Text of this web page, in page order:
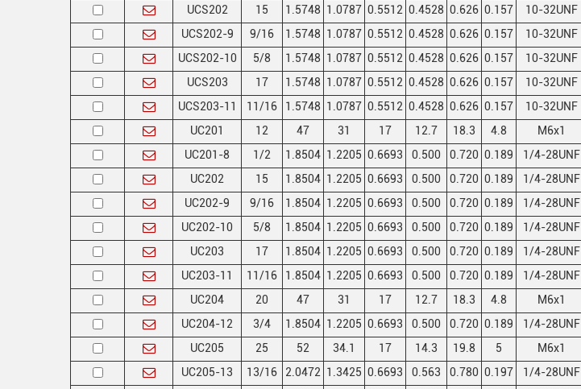
UCS202
15 1.5748 1.0787 0.5512 0.4528 0.626 0.157 10-32UNF
UCS202-9
9/16 1.5748 1.0787 0.5512 0.4528 0.626 0.157 10-32UNF
UCS202-10
5/8 1.5748 1.0787 0.5512 0.4528 0.626 0.157 10-32UNF
UCS203
17 1.5748 1.0787 0.5512 0.4528 0.626 0.157 10-32UNF
UCS203-11
11/16 1.5748 1.0787 0.5512 0.4528 0.626 0.157 10-32UNF
UC201
12 47 31 17 12.7 18.3 4.8 M6x1
UC201-8
1/2 1.8504 1.2205 0.6693 0.500 0.720 0.189 1/4-28UNF
UC202
15 1.8504 1.2205 0.6693 0.500 0.720 0.189 1/4-28UNF
UC202-9
9/16 1.8504 1.2205 0.6693 0.500 0.720 0.189 1/4-28UNF
UC202-10
5/8 1.8504 1.2205 0.6693 0.500 0.720 0.189 1/4-28UNF
UC203
17 1.8504 1.2205 0.6693 0.500 0.720 0.189 1/4-28UNF
UC203-11
11/16 1.8504 1.2205 0.6693 0.500 0.720 0.189 1/4-28UNF
UC204
20 47 31 17 12.7 18.3 4.8 M6x1
UC204-12
3/4 1.8504 1.2205 0.6693 0.500 0.720 0.189 1/4-28UNF
UC205
25 52 34.1 17 14.3 19.8 5 M6x1
UC205-13
13/16 2.0472 1.3425 0.6693 0.563 0.780 0.197 1/4-28UNF